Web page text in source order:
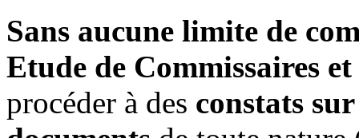
Sans aucune limite de
Etude de Commissaires
procéder à des constats